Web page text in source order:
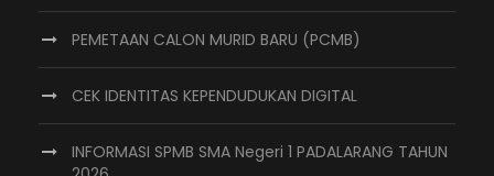
PEMETAAN CALON MURID BARU (PCMB)
CEK IDENTITAS KEPENDUDUKAN DIGITAL
INFORMASI SPMB SMA Negeri 1 PADALARANG TAHUN